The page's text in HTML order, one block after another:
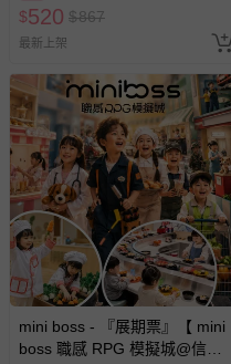
$520 $867
最新上架
mini boss - 『展期票』【 mini
boss 職感 RPG 模擬城@信義